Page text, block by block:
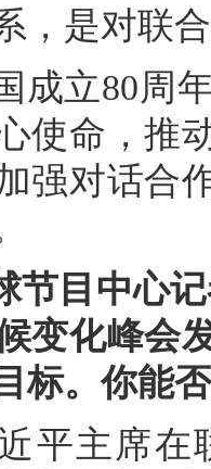
，是对联
成立80周
使命，推
强对话合
节目中心
变化峰会
标。你能
平主席在